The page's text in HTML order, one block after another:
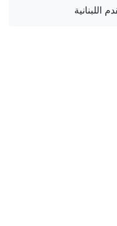
اللبنانية